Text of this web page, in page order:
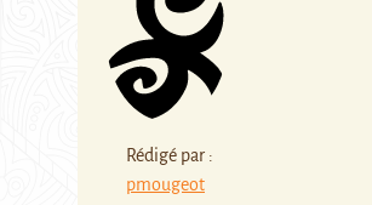
Rédigé par :
pmougeot